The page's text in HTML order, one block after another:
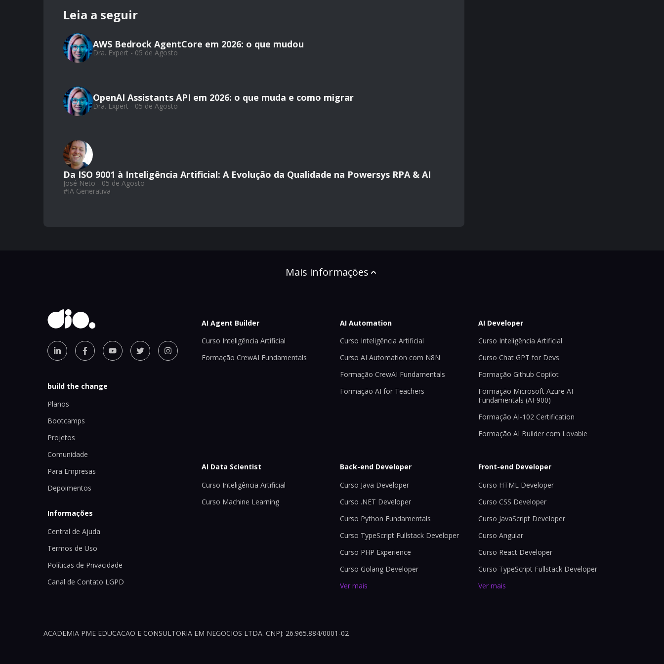
Leia a seguir
AWS Bedrock AgentCore em 2026: o que mudou
Dra. Expert - 05 de Agosto
OpenAI Assistants API em 2026: o que muda e como migrar
Dra. Expert - 05 de Agosto
Da ISO 9001 à Inteligência Artificial: A Evolução da Qualidade na Powersys RPA & AI
José Neto - 05 de Agosto
#IA Generativa
Mais informações
build the change
Planos
Bootcamps
Projetos
Comunidade
Para Empresas
Depoimentos
Informações
Central de Ajuda
Termos de Uso
Políticas de Privacidade
Canal de Contato LGPD
AI Agent Builder
Curso Inteligência Artificial
Formação CrewAI Fundamentals
AI Automation
Curso Inteligência Artificial
Curso AI Automation com N8N
Formação CrewAI Fundamentals
Formação AI for Teachers
AI Developer
Curso Inteligência Artificial
Curso Chat GPT for Devs
Formação Github Copilot
Formação Microsoft Azure AI
Fundamentals (AI-900)
Formação AI-102 Certification
Formação AI Builder com Lovable
AI Data Scientist
Curso Inteligência Artificial
Curso Machine Learning
Back-end Developer
Curso Java Developer
Curso .NET Developer
Curso Python Fundamentals
Curso TypeScript Fullstack Developer
Curso PHP Experience
Curso Golang Developer
Ver mais
Front-end Developer
Curso HTML Developer
Curso CSS Developer
Curso JavaScript Developer
Curso Angular
Curso React Developer
Curso TypeScript Fullstack Developer
Ver mais
ACADEMIA PME EDUCACAO E CONSULTORIA EM NEGOCIOS LTDA. CNPJ: 26.965.884/0001-02